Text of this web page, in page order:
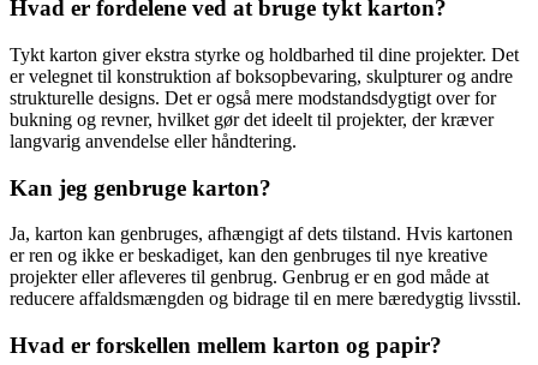
Hvad er fordelene ved at bruge tykt karton?
Tykt karton giver ekstra styrke og holdbarhed til dine projekter. Det
er velegnet til konstruktion af boksopbevaring, skulpturer og andre
strukturelle designs. Det er også mere modstandsdygtigt over for
bukning og revner, hvilket gør det ideelt til projekter, der kræver
langvarig anvendelse eller håndtering.
Kan jeg genbruge karton?
Ja, karton kan genbruges, afhængigt af dets tilstand. Hvis kartonen
er ren og ikke er beskadiget, kan den genbruges til nye kreative
projekter eller afleveres til genbrug. Genbrug er en god måde at
reducere affaldsmængden og bidrage til en mere bæredygtig livsstil.
Hvad er forskellen mellem karton og papir?